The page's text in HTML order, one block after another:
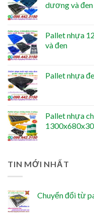
dương và đen
Pallet nhựa
và đen
Pallet nhựa
Pallet nhựa
TIN MỚI NHẤT
Chuyển đổi từ